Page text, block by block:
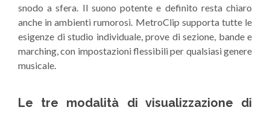
snodo a sfera. Il suono potente e definito resta chiaro
anche in ambienti rumorosi. MetroClip supporta tutte le
esigenze di studio individuale, prove di sezione, bande e
marching, con impostazioni flessibili per qualsiasi genere
musicale.
Le tre modalità di visualizzazione di